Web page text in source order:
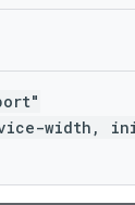
width,